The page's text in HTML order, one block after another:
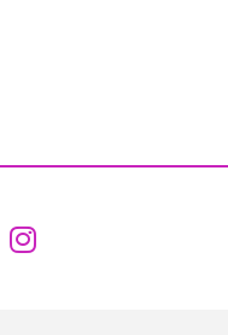
Aceder ao
Aceder ao